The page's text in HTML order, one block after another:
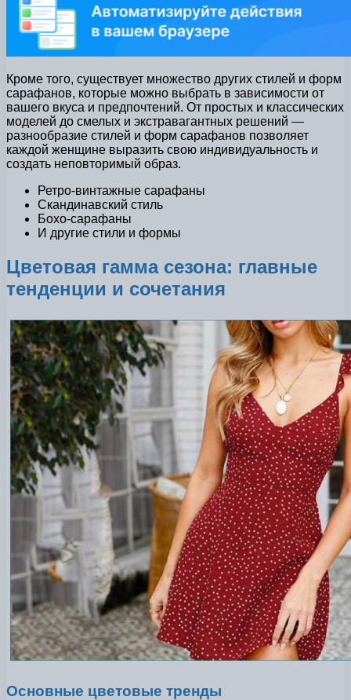
Кроме того, существует множество других стилей и форм
сарафанов, которые можно выбрать в зависимости от
вашего вкуса и предпочтений. От простых и классических
моделей до смелых и экстравагантных решений —
разнообразие стилей и форм сарафанов позволяет
каждой женщине выразить свою индивидуальность и
создать неповторимый образ.
Ретро-винтажные сарафаны
Скандинавский стиль
Бохо-сарафаны
И другие стили и формы
Цветовая гамма сезона: главные
тенденции и сочетания
Основные цветовые тренды